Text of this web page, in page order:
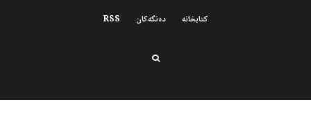
کتابخانه دەنگەکان RSS